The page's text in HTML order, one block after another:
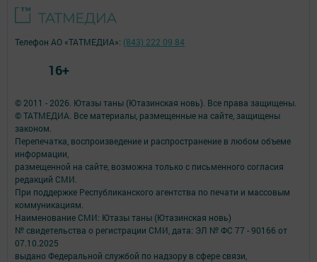
© 2011 - 2026. Ютазы таны (Ютазинская новь). Все права защищены.
© ТАТМЕДИА. Все материалы, размещенные на сайте, защищены
законом.
Перепечатка, воспроизведение и распространение в любом объеме
информации,
размещенной на сайте, возможна только с письменного согласия
редакций СМИ.
При поддержке Республиканского агентства по печати и массовым
коммуникациям.
Наименование СМИ: Ютазы таны (Ютазинская новь)
№ свидетельства о регистрации СМИ, дата: ЭЛ № ФС 77 - 90166 от
07.10.2025
выдано Федеральной службой по надзору в сфере связи,
Телефон АО «ТАТМЕДИА»: (843) 222 09 84
16+